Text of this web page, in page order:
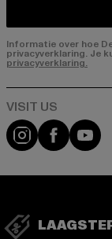
Informatie over hoe
privacyverklaring. Je
privacyverklaring.
Visit our
Visit